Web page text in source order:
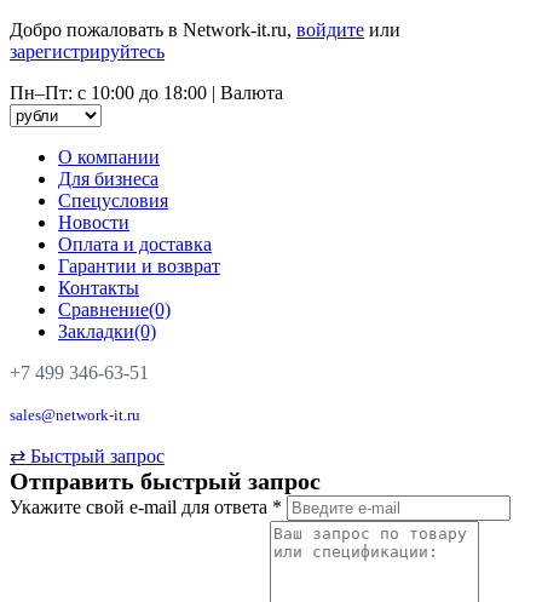
Добро пожаловать в Network-it.ru, войдите или
зарегистрируйтесь
Пн–Пт: с 10:00 до 18:00 | Валюта
О компании
Для бизнеса
Спецусловия
Новости
Оплата и доставка
Гарантии и возврат
Контакты
Сравнение(0)
Закладки(0)
+7 499 346-63-51
sales@network-it.ru
⇄ Быстрый запрос
Отправить быстрый запрос
Укажите свой e-mail для ответа *